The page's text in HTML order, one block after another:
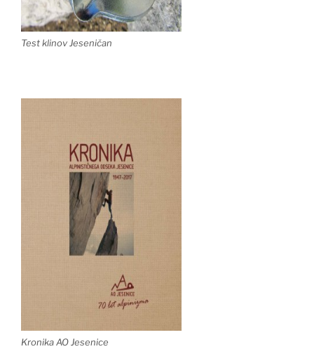
Test klinov Jeseničan
Kronika AO Jesenice